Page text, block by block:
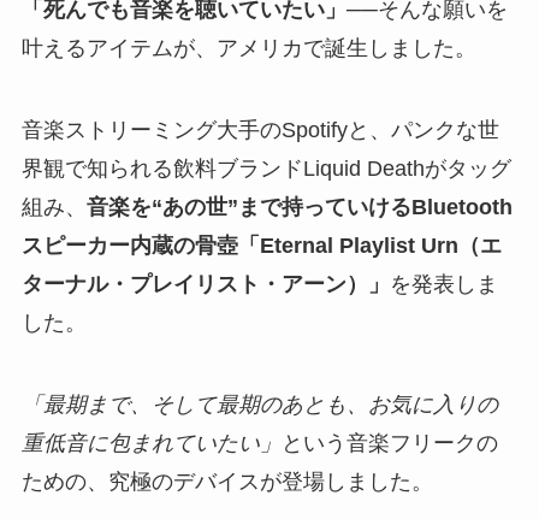
「死んでも音楽を聴いていたい」 ──そんな願いを
叶えるアイテムが、アメリカで誕生しました。
音楽ストリーミング大手のSpotifyと、パンクな世
界観で知られる飲料ブランドLiquid Deathがタッグ
組み、 音楽を“あの世”まで持っていけるBluetooth
スピーカー内蔵の骨壺「Eternal Playlist Urn（エ
ターナル・プレイリスト・アーン）」 を発表しま
した。
「最期まで、そして最期のあとも、お気に入りの
重低音に包まれていたい」 という音楽フリークの
ための、究極のデバイスが登場しました。